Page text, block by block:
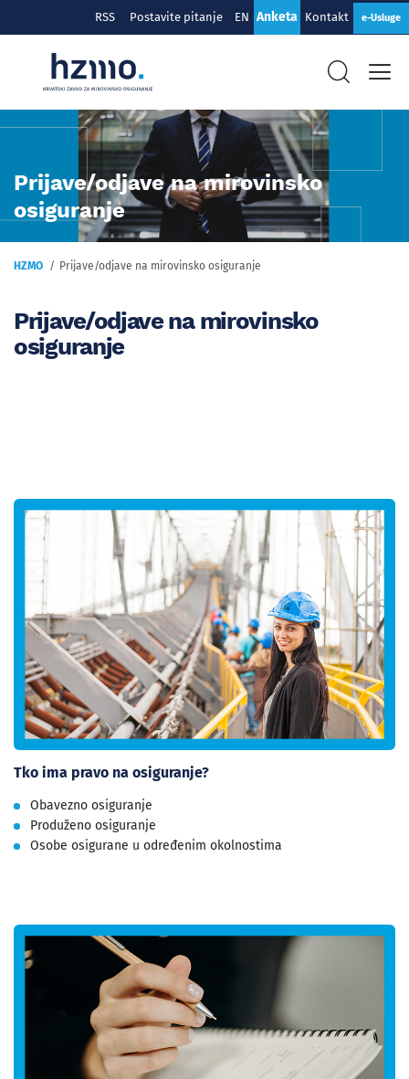
RSS Postavite pitanje EN Anketa Kontakt e-Usluge
Prijave/odjave na mirovinsko
osiguranje
HZMO Prijave/odjave na mirovinsko osiguranje
Prijave/odjave na mirovinsko
osiguranje
Tko ima pravo na osiguranje?
Obavezno osiguranje
Produženo osiguranje
Osobe osigurane u određenim okolnostima